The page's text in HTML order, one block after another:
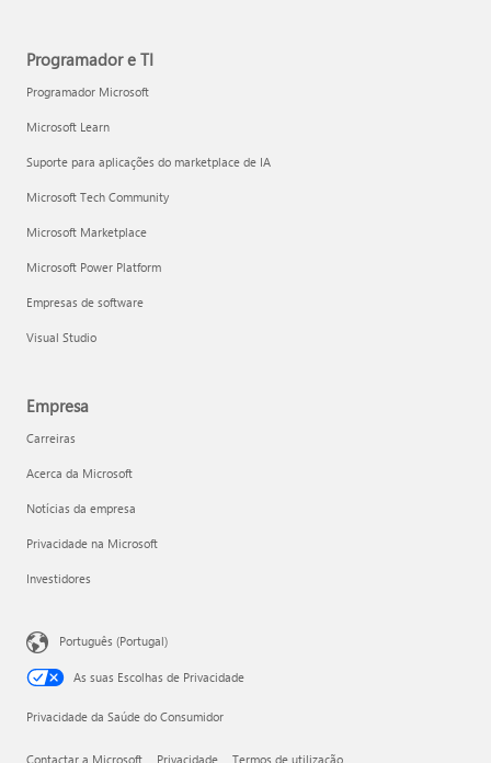
Programador e TI
Programador Microsoft
Microsoft Learn
Suporte para aplicações do marketplace de IA
Microsoft Tech Community
Microsoft Marketplace
Microsoft Power Platform
Empresas de software
Visual Studio
Empresa
Carreiras
Acerca da Microsoft
Notícias da empresa
Privacidade na Microsoft
Investidores
Português (Portugal)
As suas Escolhas de Privacidade
Privacidade da Saúde do Consumidor
Contactar a Microsoft Privacidade Termos de utilização